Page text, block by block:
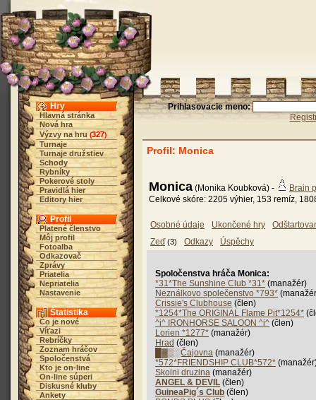
Hry
Hlavná stránka
Nová hra
Výzvy na hru (327)
Turnaje
Turnaje družstiev
Schody
Rybníky
Pokerové stoly
Pravidlá hier
Editory hier
Profil
Platené členstvo
Môj profil
Fotoalba
Odkazovač
Zprávy
Priatelia
Nepriatelia
Nastavenie
Štatistika
Čo je nové
Víťazi
Rebríčky
Zoznam hráčov
Spoločenstvá
Kto je on-line
On-line súperi
Diskusné kluby
Ankety
Prihlasovacie meno:
Profil: Monica
Monica (Monika Koubková) -
Brain
Celkové skóre: 2205 výhier, 153 remíz,
Osobné údaje Ukončené hry
Zeď (3) Odkazy Úspěchy
Spoločenstva hráča Monica:
*31*The Sunshine Club *31* (manažér)
Neználkovo společenstvo *793*
Crissie's Clubhouse (člen)
*1254*The ORIGINAL Flame Pit*1254*
^i^ IRONHORSE SALOON ^i^ (člen)
Lorien *1277* (manažér)
Hrad (člen)
█▓▒░Čajovna (manažér)
*572*FRIENDSHIP CLUB*572*
Skolni druzina (manažér)
ANGEL & DEVIL (člen)
GuineaPig´s Club (člen)